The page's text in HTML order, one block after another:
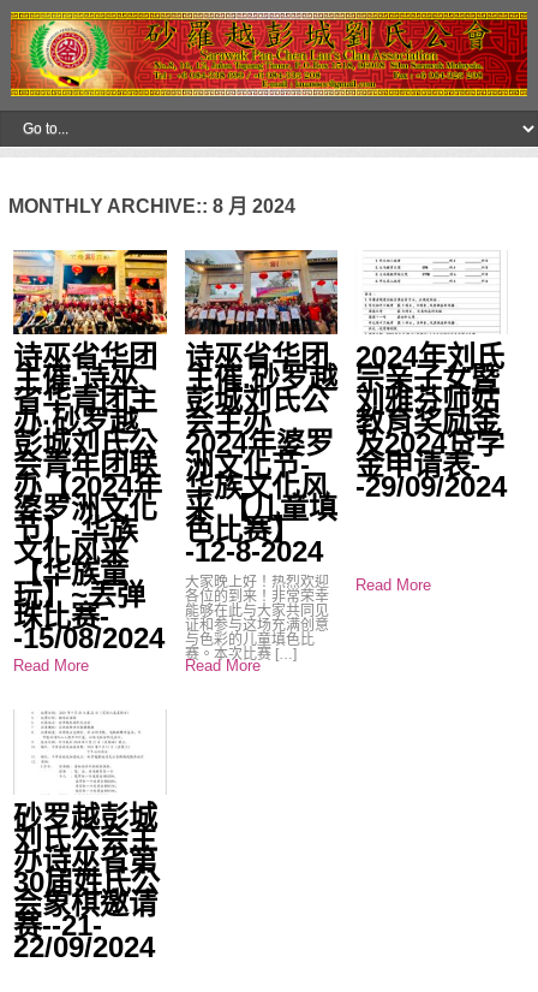
MONTHLY ARCHIVE:: 8 月 2024
诗巫省华团
主催·诗巫
省华青团主
办·砂罗越
彭城刘氏公
会青年团联
办【2024年
婆罗洲文化
节】-华族
文化风采
【华族童
玩】~丢弹
珠比赛-
-15/08/2024
Read More
诗巫省华团
主催.砂罗越
彭城刘氏公
会主办
2024年婆罗
洲文化节-
华族文化风
采 【儿童填
色比赛】
-12-8-2024
大家晚上好！热烈欢迎
各位的到来！非常荣幸
能够在此与大家共同见
证和参与这场充满创意
与色彩的儿童填色比
赛。本次比赛 […]
Read More
2024年刘氏
宗亲子女暨
刘雅芬师姑
教育奖励金
及2024贷学
金申请表-
-29/09/2024
Read More
砂罗越彭城
刘氏公会主
办诗巫省第
30届姓氏公
会象棋邀请
赛--21-
22/09/2024